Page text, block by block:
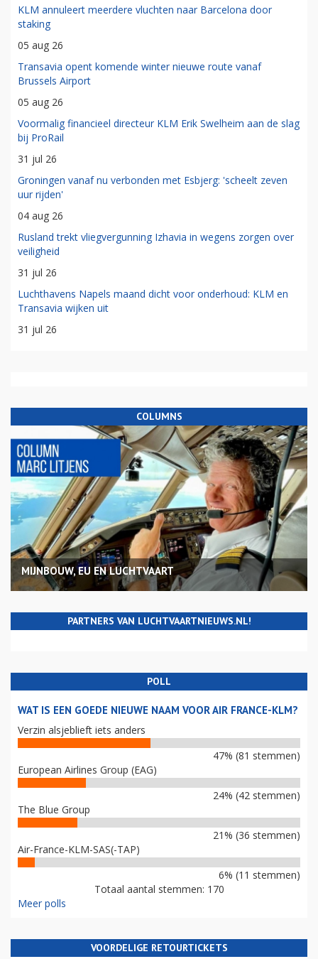
KLM annuleert meerdere vluchten naar Barcelona door
staking
05 aug 26
Transavia opent komende winter nieuwe route vanaf
Brussels Airport
05 aug 26
Voormalig financieel directeur KLM Erik Swelheim aan de slag
bij ProRail
31 jul 26
Groningen vanaf nu verbonden met Esbjerg: 'scheelt zeven
uur rijden'
04 aug 26
Rusland trekt vliegvergunning Izhavia in wegens zorgen over
veiligheid
31 jul 26
Luchthavens Napels maand dicht voor onderhoud: KLM en
Transavia wijken uit
31 jul 26
COLUMNS
MIJNBOUW, EU EN LUCHTVAART
PARTNERS VAN LUCHTVAARTNIEUWS.NL!
POLL
WAT IS EEN GOEDE NIEUWE NAAM VOOR AIR FRANCE-KLM?
Verzin alsjeblieft iets anders
47% (81 stemmen)
European Airlines Group (EAG)
24% (42 stemmen)
The Blue Group
21% (36 stemmen)
Air-France-KLM-SAS(-TAP)
6% (11 stemmen)
Totaal aantal stemmen: 170
Meer polls
VOORDELIGE RETOURTICKETS